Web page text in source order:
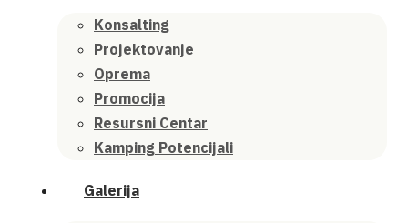
Konsalting
Projektovanje
Oprema
Promocija
Resursni Centar
Kamping Potencijali
Galerija